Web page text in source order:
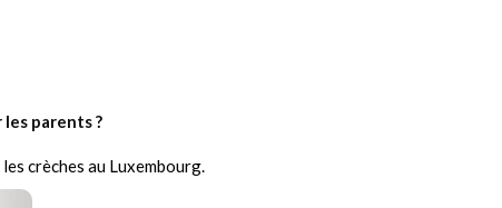
parents ?
crèches au Luxembourg.